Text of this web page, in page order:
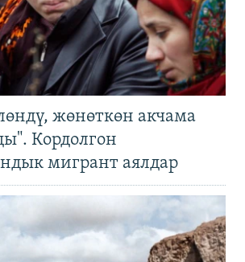
жөнөткөн акчама
Кордолгон
мигрант аялдар